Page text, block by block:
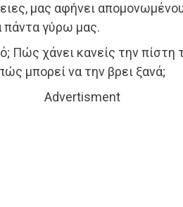
μας αφήνει
πάντα γύρω μας.
Πώς χάνει κανείς την πίστη
μπορεί να την βρει ξανά;
Advertisment